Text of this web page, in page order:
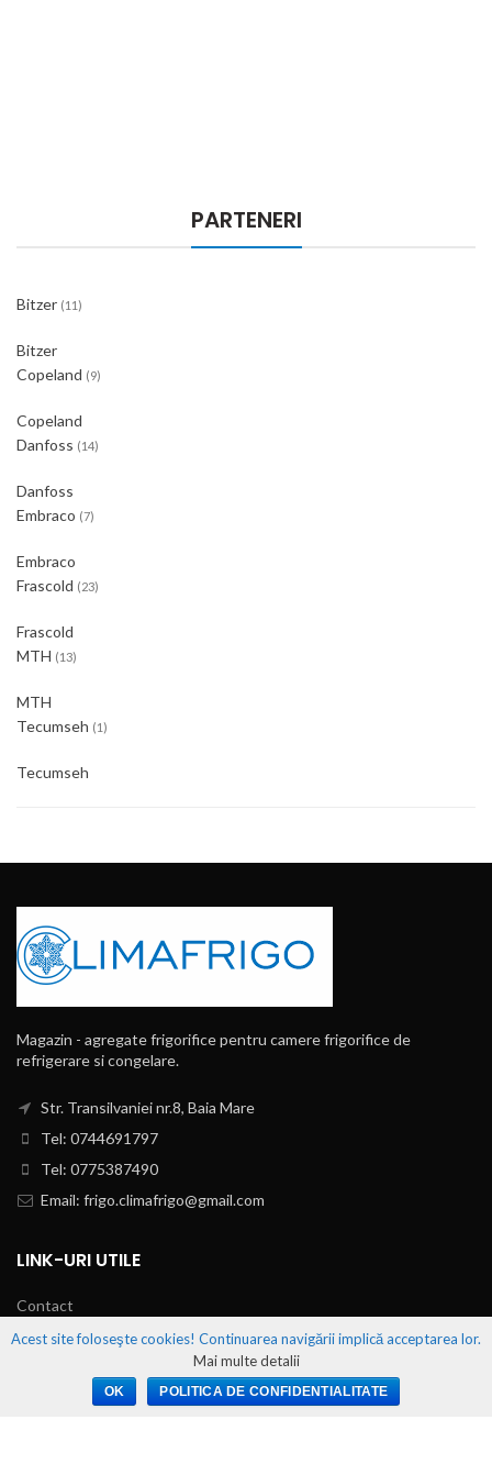
PARTENERI
Bitzer (11)
Bitzer
Copeland (9)
Copeland
Danfoss (14)
Danfoss
Embraco (7)
Embraco
Frascold (23)
Frascold
MTH (13)
MTH
Tecumseh (1)
Tecumseh
Magazin - agregate frigorifice pentru camere frigorifice de
refrigerare si congelare.
Str. Transilvaniei nr.8, Baia Mare
Tel: 0744691797
Tel: 0775387490
Email: frigo.climafrigo@gmail.com
LINK-URI UTILE
Contact
Politica de confidentialitate
Politica de Cookies
Acest site foloseşte cookies! Continuarea navigării implică acceptarea lor.
Mai multe detalii
OK POLITICA DE CONFIDENTIALITATE